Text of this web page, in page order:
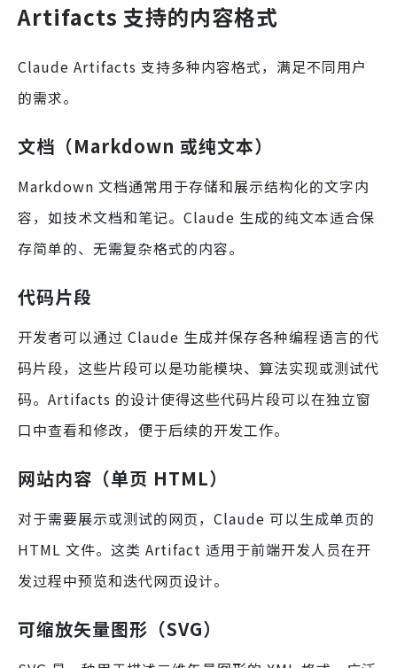
Artifacts 支持的内容格式
Claude Artifacts 支持多种内容格式，满足不同用户
的需求。
文档（Markdown 或纯文本）
Markdown 文档通常用于存储和展示结构化的文字内
容，如技术文档和笔记。Claude 生成的纯文本适合保
存简单的、无需复杂格式的内容。
代码片段
开发者可以通过 Claude 生成并保存各种编程语言的代
码片段，这些片段可以是功能模块、算法实现或测试代
码。Artifacts 的设计使得这些代码片段可以在独立窗
口中查看和修改，便于后续的开发工作。
网站内容（单页 HTML）
对于需要展示或测试的网页，Claude 可以生成单页的
HTML 文件。这类 Artifact 适用于前端开发人员在开
发过程中预览和迭代网页设计。
可缩放矢量图形（SVG）